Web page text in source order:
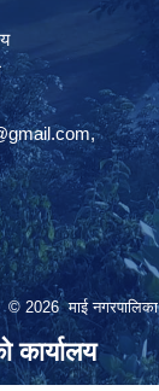
,
© 2026 माई नगरपालिका
कार्यालय